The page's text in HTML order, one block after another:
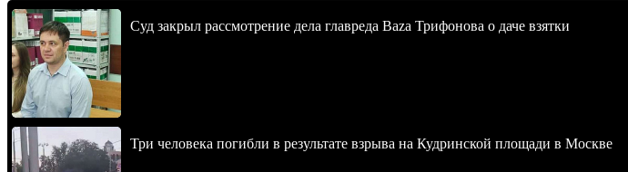
Суд закрыл рассмотрение дела главреда Baza Трифонова о даче взятки
Три человека погибли в результате взрыва на Кудринской площади в Москве